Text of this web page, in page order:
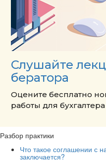
Слушайте
бератора
Оцените бесплатно
работы для бухгалтера
Разбор практики
Что такое соглашении с
заключается?